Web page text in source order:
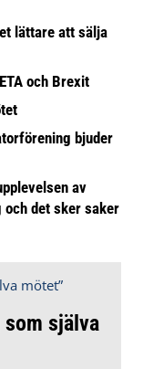
lättare att sälja
och Brexit
bjuder
av
och det sker saker
själva